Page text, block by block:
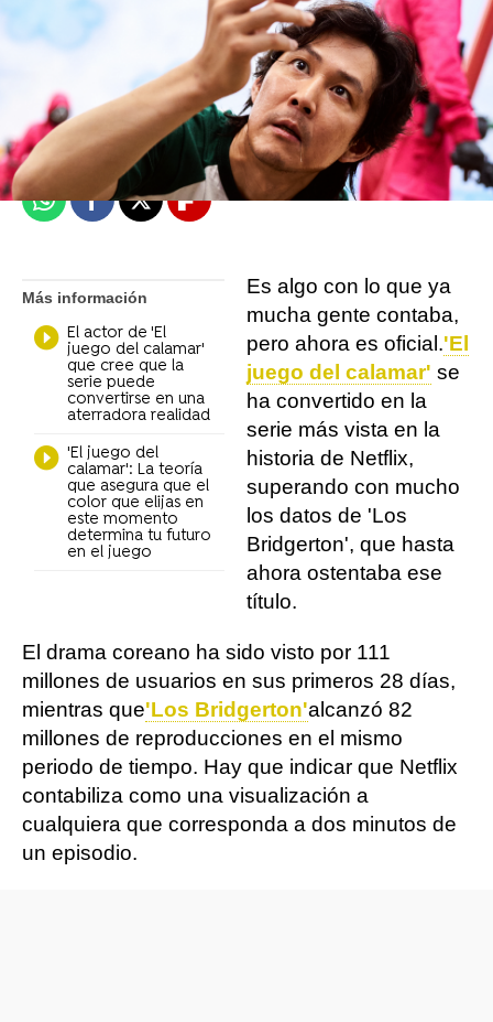
Objetivo TV
Madrid
Publicado:13 de octubre de 2021, 10:47
WhatsappFacebook
X Flipboard
Más información
El actor de 'El
juego del calamar'
que cree que la
serie puede
convertirse en una
aterradora realidad
'El juego del
calamar': La teoría
que asegura que el
color que elijas en
este momento
determina tu futuro
en el juego
Es algo con lo que ya
mucha gente contaba,
pero ahora es oficial.'El
juego del calamar' se
ha convertido en la
serie más vista en la
historia de Netflix,
superando con mucho
los datos de 'Los
Bridgerton', que hasta
ahora ostentaba ese
título.
El drama coreano ha sido visto por 111
millones de usuarios en sus primeros 28 días,
mientras que'Los Bridgerton'alcanzó 82
millones de reproducciones en el mismo
periodo de tiempo. Hay que indicar que Netflix
contabiliza como una visualización a
cualquiera que corresponda a dos minutos de
un episodio.